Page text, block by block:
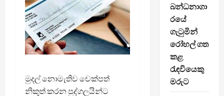
මුදල් නොමැතිව චෙක්පත්
නිකුත් කරන පුද්ගලයින්ට
බන්ධනාගා
රයේ
ගැටුමින්
රෝහල් ගත
කළ
රැඳවියෙකු
මරුට